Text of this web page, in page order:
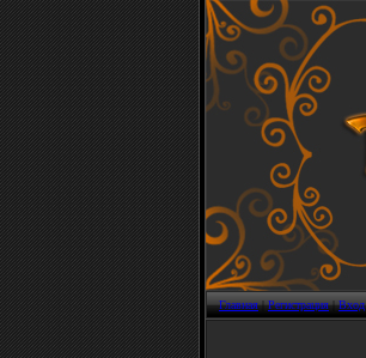
Главная|Регистрация|Вход